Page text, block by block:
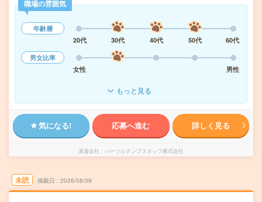
職場の雰囲気
年齢層
20代
30代 40代 50代
60代
男女比率
女性
男性
もっと見る
気になる! 応募へ進む 詳しく見る
派遣会社 パーソルテンプスタッフ株式会社
未読 掲載日 2026/08/09